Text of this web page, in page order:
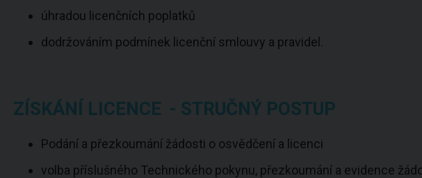
úhradou licenčních poplatků
dodržováním podmínek licenční smlouvy a pravidel.
ZÍSKÁNÍ LICENCE - STRUČNÝ POSTUP
Podání a přezkoumání žádosti o osvědčení a licenci
volba příslušného Technického pokynu, přezkoumání a evidence